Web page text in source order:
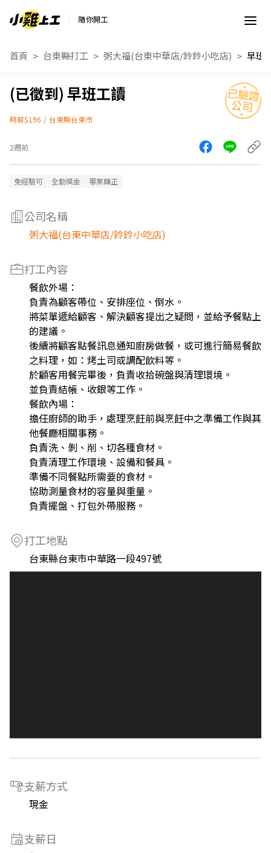
隨你開工
首頁 台東縣打工 粥大福(台東中華店/鈴鈴小吃店) 早班
早班工讀
時薪$196 / 台東縣台東市
2週前
免經驗可 全勤獎金 畢業轉正
公司名稱
粥大福(台東中華店/鈴鈴小吃店)
打工內容
餐飲外場：
負責為顧客帶位、安排座位、倒水。
將菜單遞給顧客、解決顧客提出之疑問，並給予餐點上
的建議。
後續將顧客點餐訊息通知廚房做餐，或可進行簡易餐飲
之料理，如：烤土司或調配飲料等。
於顧客用餐完畢後，負責收拾碗盤與清理環境。
並負責結帳、收銀等工作。
餐飲內場：
擔任廚師的助手，處理烹飪前與烹飪中之準備工作與其
他餐廳相關事務。
負責洗、剝、削、切各種食材。
負責清理工作環境、設備和餐具。
準備不同餐點所需要的食材。
協助測量食材的容量與重量。
負責擺盤、打包外帶服務。
打工地點
台東縣台東市中華路一段497號
支薪方式
現金
支薪日